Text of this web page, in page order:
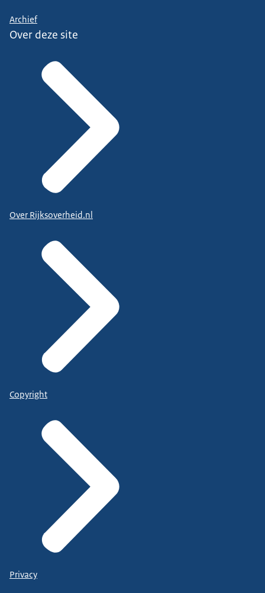
Archief
Over deze site
Over Rijksoverheid.nl
Copyright
Privacy